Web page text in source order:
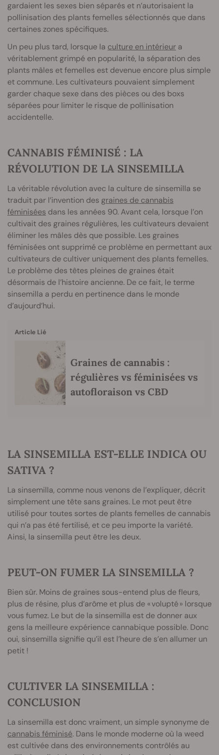
gardaient les sexes bien séparés et n’autorisaient la
pollinisation des plants femelles sélectionnés que dans
certaines zones spécifiques.
Un peu plus tard, lorsque la culture en intérieur a
véritablement grimpé en popularité, la séparation des
plants mâles et femelles est devenue encore plus simple
et commune. Les cultivateurs pouvaient simplement
garder chaque sexe dans des pièces ou des boxs
séparées pour limiter le risque de pollinisation
accidentelle.
CANNABIS FÉMINISÉ : LA
RÉVOLUTION DE LA SINSEMILLA
La véritable révolution avec la culture de sinsemilla se
traduit par l’invention des graines de cannabis
féminisées dans les années 90. Avant cela, lorsque l’on
cultivait des graines régulières, les cultivateurs devaient
éliminer les mâles dès que possible. Les graines
féminisées ont supprimé ce problème en permettant aux
cultivateurs de cultiver uniquement des plants femelles.
Le problème des têtes pleines de graines était
désormais de l’histoire ancienne. De ce fait, le terme
sinsemilla a perdu en pertinence dans le monde
d’aujourd’hui.
Article Lié
Graines de cannabis :
régulières vs féminisées vs
autofloraison vs CBD
LA SINSEMILLA EST-ELLE INDICA OU
SATIVA ?
La sinsemilla, comme nous venons de l’expliquer, décrit
simplement une tête sans graines. Le mot peut être
utilisé pour toutes sortes de plants femelles de cannabis
qui n’a pas été fertilisé, et ce peu importe la variété.
Ainsi, la sinsemilla peut être les deux.
PEUT-ON FUMER LA SINSEMILLA ?
Bien sûr. Moins de graines sous-entend plus de fleurs,
plus de résine, plus d’arôme et plus de « volupté » lorsque
vous fumez. Le but de la sinsemilla est de donner aux
gens la meilleure expérience cannabique possible. Donc
oui, sinsemilla signifie qu’il est l’heure de s’en allumer un
petit !
CULTIVER LA SINSEMILLA :
CONCLUSION
La sinsemilla est donc vraiment, un simple synonyme de
cannabis féminisé. Dans le monde moderne où la weed
est cultivée dans des environnements contrôlés au